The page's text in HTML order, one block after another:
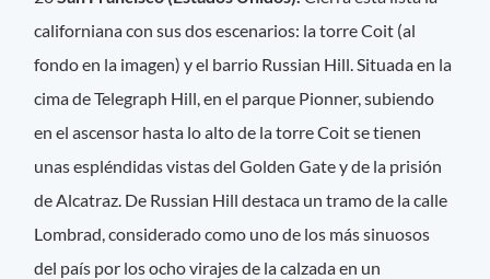
californiana con sus dos escenarios: la torre Coit (al
fondo en la imagen) y el barrio Russian Hill. Situada en la
cima de Telegraph Hill, en el parque Pionner, subiendo
en el ascensor hasta lo alto de la torre Coit se tienen
unas espléndidas vistas del Golden Gate y de la prisión
de Alcatraz. De Russian Hill destaca un tramo de la calle
Lombrad, considerado como uno de los más sinuosos
del país por los ocho virajes de la calzada en un